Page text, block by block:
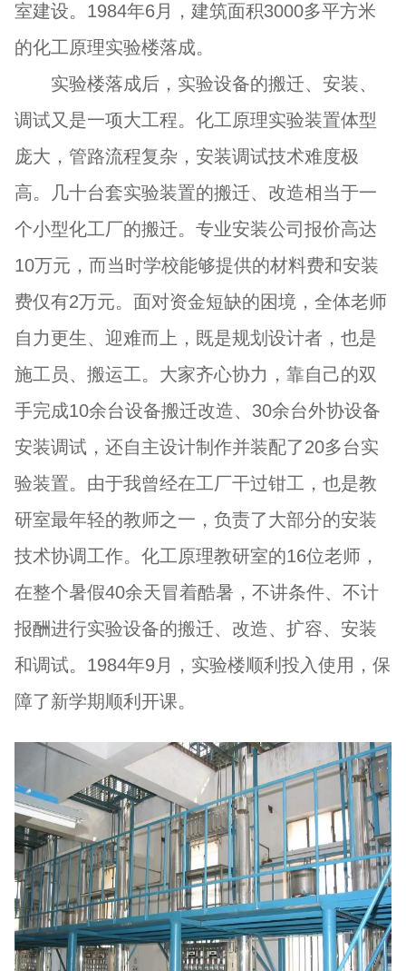
室建设。1984年6月，建筑面积3000多平方米
的化工原理实验楼落成。
实验楼落成后，实验设备的搬迁、安装、
调试又是一项大工程。化工原理实验装置体型
庞大，管路流程复杂，安装调试技术难度极
高。几十台套实验装置的搬迁、改造相当于一
个小型化工厂的搬迁。专业安装公司报价高达
10万元，而当时学校能够提供的材料费和安装
费仅有2万元。面对资金短缺的困境，全体老师
自力更生、迎难而上，既是规划设计者，也是
施工员、搬运工。大家齐心协力，靠自己的双
手完成10余台设备搬迁改造、30余台外协设备
安装调试，还自主设计制作并装配了20多台实
验装置。由于我曾经在工厂干过钳工，也是教
研室最年轻的教师之一，负责了大部分的安装
技术协调工作。化工原理教研室的16位老师，
在整个暑假40余天冒着酷暑，不讲条件、不计
报酬进行实验设备的搬迁、改造、扩容、安装
和调试。1984年9月，实验楼顺利投入使用，保
障了新学期顺利开课。